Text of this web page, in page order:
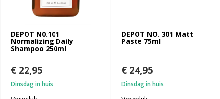
DEPOT N0.101
Normalizing Daily
Shampoo 250ml
€ 22,95
Dinsdag in huis
DEPOT NO. 301 Matt
Paste 75ml
€ 24,95
Dinsdag in huis